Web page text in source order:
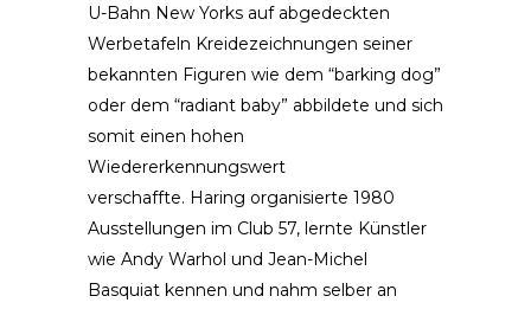
U-Bahn New Yorks auf abgedeckten
Werbetafeln Kreidezeichnungen seiner
bekannten Figuren wie dem “barking dog”
oder dem “radiant baby” abbildete und sich
somit einen hohen
Wiedererkennungswert
verschaffte. Haring organisierte 1980
Ausstellungen im Club 57, lernte Künstler
wie Andy Warhol und Jean-Michel
Basquiat kennen und nahm selber an